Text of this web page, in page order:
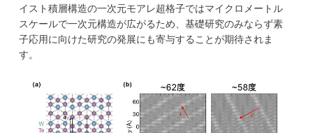
イスト積層構造の一次元モアレ超格子ではマイクロメートル
スケールで一次元構造が広がるため、基礎研究のみならず素
子応用に向けた研究の発展にも寄与することが期待されま
す。